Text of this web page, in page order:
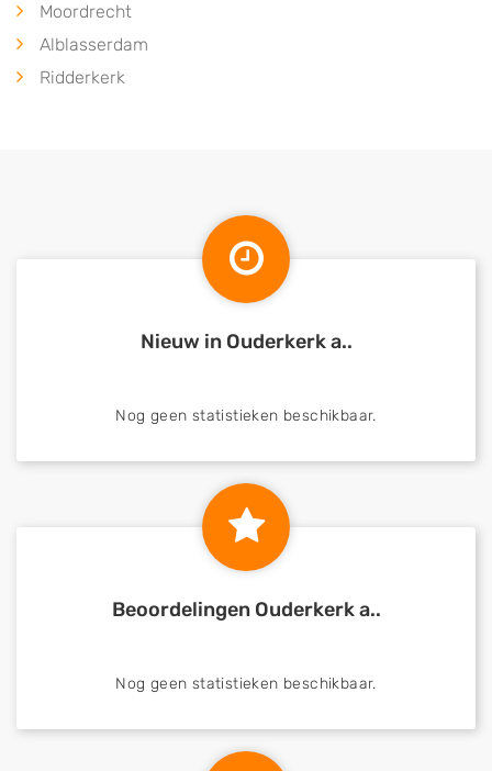
Moordrecht
Alblasserdam
Ridderkerk
Nieuw in Ouderkerk a..
Nog geen statistieken beschikbaar.
Beoordelingen Ouderkerk a..
Nog geen statistieken beschikbaar.